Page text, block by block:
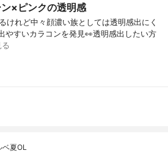
ン×ピンクの透明感⁡
けれど⁡中々顔濃い族としては透明感出にく
やすいカラコンを発見👀⁡透明感出したい方
夏OL